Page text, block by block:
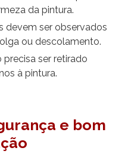
da pintura.
devem ser observados
ou descolamento.
precisa ser retirado
à pintura.
e bom